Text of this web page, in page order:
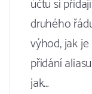
účtu si
druhého
výhod, jak
přidání
jak…